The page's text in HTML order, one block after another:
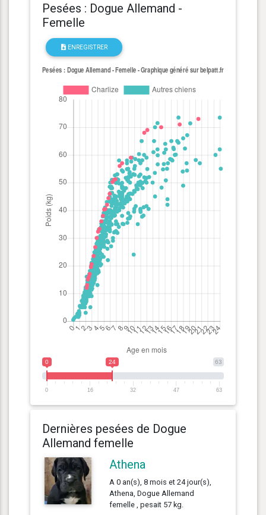
Pesées : Dogue Allemand -
Femelle
ENREGISTRER
63
0 24
0 16 32 47 63
Dernières pesées de Dogue
Allemand femelle
Athena
A 0 an(s), 8 mois et 24 jour(s),
Athena, Dogue Allemand
femelle , pesait 57 kg.